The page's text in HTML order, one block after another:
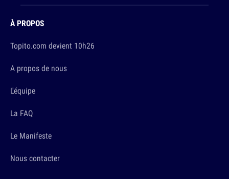
À PROPOS
Topito.com devient 10h26
A propos de nous
L'équipe
La FAQ
Le Manifeste
Nous contacter